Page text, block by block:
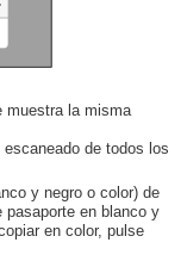
muestra la misma
de todos los
y negro o color) de
pasaporte en blanco y
en color, pulse